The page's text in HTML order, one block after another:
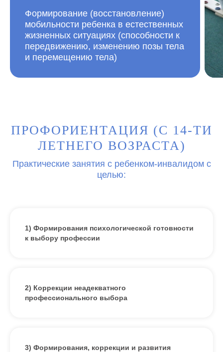
Формирование (восстановление)
мобильности ребенка в естественных
жизненных ситуациях (способности к
передвижению, изменению позы тела
и перемещению тела)
ПРОФОРИЕНТАЦИЯ (С 14-ТИ
ЛЕТНЕГО ВОЗРАСТА)
Практические занятия с ребенком-инвалидом с
целью:
1) Формирования психологической готовности
к выбору профессии
2) Коррекции неадекватного
профессионального выбора
3) Формирования, коррекции и развития